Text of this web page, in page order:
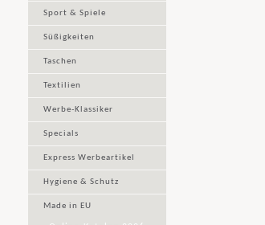
Sport & Spiele
Süßigkeiten
Taschen
Textilien
Werbe-Klassiker
Specials
Express Werbeartikel
Hygiene & Schutz
Made in EU